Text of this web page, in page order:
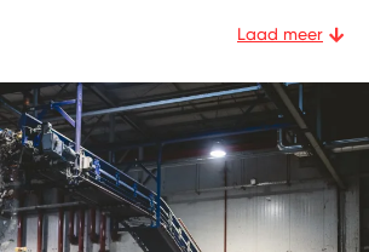
Laad meer